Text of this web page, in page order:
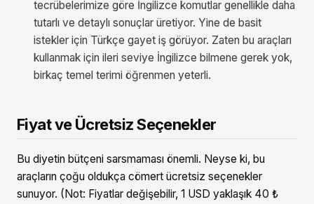
tecrübelerimize göre İngilizce komutlar genellikle daha
tutarlı ve detaylı sonuçlar üretiyor. Yine de basit
istekler için Türkçe gayet iş görüyor. Zaten bu araçları
kullanmak için ileri seviye İngilizce bilmene gerek yok,
birkaç temel terimi öğrenmen yeterli.
Fiyat ve Ücretsiz Seçenekler
Bu diyetin bütçeni sarsmaması önemli. Neyse ki, bu
araçların çoğu oldukça cömert ücretsiz seçenekler
sunuyor. (Not: Fiyatlar değişebilir, 1 USD yaklaşık 40 ₺